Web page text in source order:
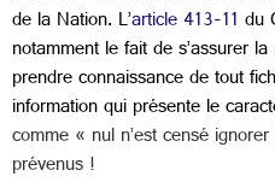
de la Nation. L’article 413-11 du
notamment le fait de s’assurer
prendre connaissance de tout
information qui présente le
comme « nul n’est censé
prévenus !